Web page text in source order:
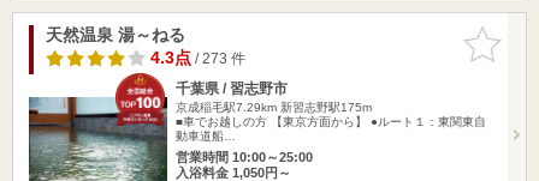
お気に入
りに追加
天然温泉 湯～ねる
4.3点/ 273 件
千葉県 / 習志野市
京成稲毛駅7.29km 新習志野駅175m
■車でお越しの方 【東京方面から】 ●ルート１：東関東自
動車道船…
営業時間 10:00～25:00
入浴料金 1,050円～